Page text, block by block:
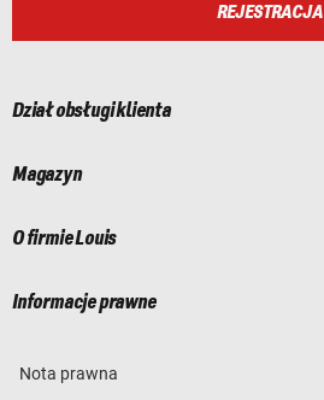
REJESTRACJA
Dział obsługi klienta
Magazyn
O firmie Louis
Informacje prawne
Nota prawna